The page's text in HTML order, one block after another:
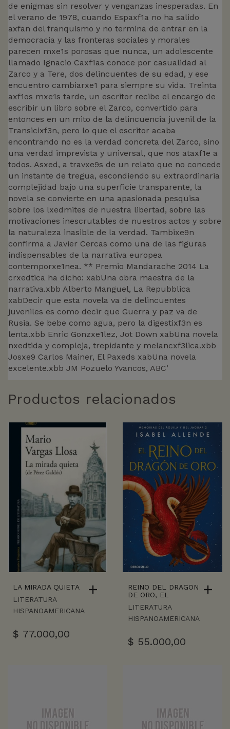
de enigmas sin resolver y venganzas inesperadas. En
el verano de 1978, cuando Espaxf1a no ha salido
axfan del franquismo y no termina de entrar en la
democracia y las fronteras sociales y morales
parecen mxe1s porosas que nunca, un adolescente
llamado Ignacio Caxf1as conoce por casualidad al
Zarco y a Tere, dos delincuentes de su edad, y ese
encuentro cambiarxe1 para siempre su vida. Treinta
axf1os mxe1s tarde, un escritor recibe el encargo de
escribir un libro sobre el Zarco, convertido para
entonces en un mito de la delincuencia juvenil de la
Transicixf3n, pero lo que el escritor acaba
encontrando no es la verdad concreta del Zarco, sino
una verdad imprevista y universal, que nos ataxf1e a
todos. Asxed, a travxe9s de un relato que no concede
un instante de tregua, escondiendo su extraordinaria
complejidad bajo una superficie transparente, la
novela se convierte en una apasionada pesquisa
sobre los lxedmites de nuestra libertad, sobre las
motivaciones inescrutables de nuestros actos y sobre
la naturaleza inasible de la verdad. Tambixe9n
confirma a Javier Cercas como una de las figuras
indispensables de la narrativa europea
contemporxe1nea. ** Premio Mandarache 2014 La
crxedtica ha dicho: xabUna obra maestra de la
narrativa.xbb Alberto Manguel, La Repubblica
xabDecir que esta novela va de delincuentes
juveniles es como decir que Guerra y paz va de
Rusia. Se bebe como agua, pero la digestixf3n es
lenta.xbb Enric Gonzxe1lez, Jot Down xabUna novela
nxedtida y compleja, trepidante y melancxf3lica.xbb
Josxe9 Carlos Mainer, El Paxeds xabUna novela
excelente.xbb JM Pozuelo Yvancos, ABC’
Productos relacionados
LA MIRADA QUIETA
LITERATURA
HISPANOAMERICANA
$ 77.000,00
REINO DEL DRAGON
DE ORO, EL
LITERATURA
HISPANOAMERICANA
$ 55.000,00